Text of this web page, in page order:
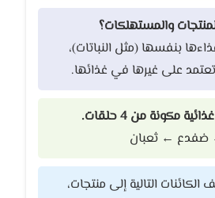
والمستهلكات؟
بنفسها (مثل النباتات)،
على غيرها في غذائها.
من 4 حلقات.
ضفدع ← ثعبان
الكائنات التالية إلى منتجات،